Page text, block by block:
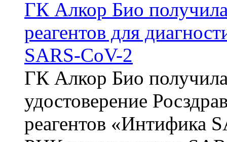
ГК Алкор Био
реагентов для
SARS-CoV-2
ГК Алкор Био
удостоверение
реагентов «Интифика